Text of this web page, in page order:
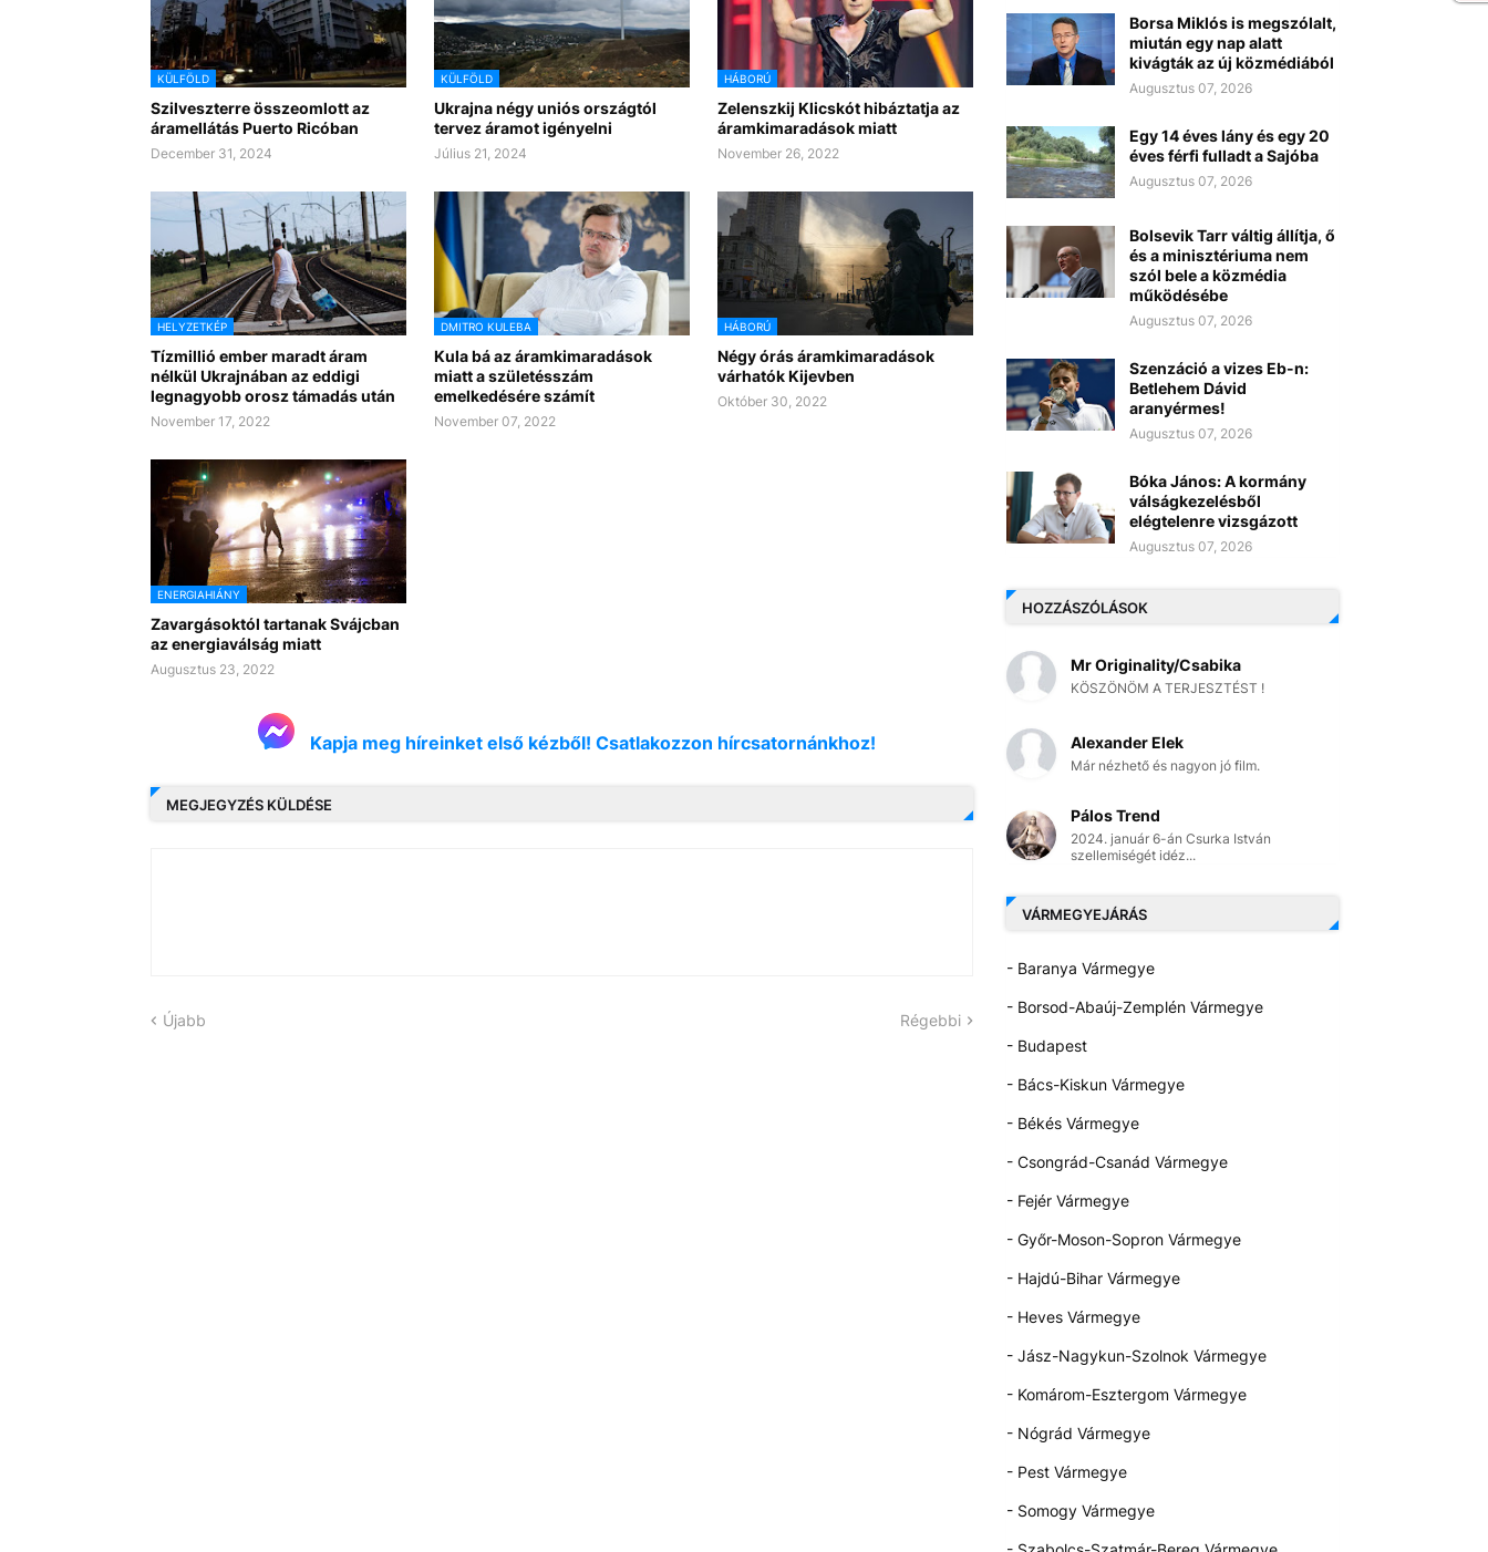
KÜLFÖLD
Szilveszterre összeomlott az
áramellátás Puerto Ricóban
December 31, 2024
KÜLFÖLD
Ukrajna négy uniós országtól
tervez áramot igényelni
Július 21, 2024
HÁBORÚ
Zelenszkij Klicskót hibáztatja az
áramkimaradások miatt
November 26, 2022
HELYZETKÉP
Tízmillió ember maradt áram
nélkül Ukrajnában az eddigi
legnagyobb orosz támadás után
November 17, 2022
DMITRO KULEBA
Kula bá az áramkimaradások
miatt a születésszám
emelkedésére számít
November 07, 2022
HÁBORÚ
Négy órás áramkimaradások
várhatók Kijevben
Október 30, 2022
ENERGIAHIÁNY
Zavargásoktól tartanak Svájcban
az energiaválság miatt
Augusztus 23, 2022
Kapja meg híreinket első kézből! Csatlakozzon hírcsatornánkhoz!
MEGJEGYZÉS KÜLDÉSE
Újabb Régebbi
Borsa Miklós is megszólalt,
miután egy nap alatt
kivágták az új közmédiából
Augusztus 07, 2026
Egy 14 éves lány és egy 20
éves férfi fulladt a Sajóba
Augusztus 07, 2026
Bolsevik Tarr váltig állítja, ő
és a minisztériuma nem
szól bele a közmédia
működésébe
Augusztus 07, 2026
Szenzáció a vizes Eb-n:
Betlehem Dávid
aranyérmes!
Augusztus 07, 2026
Bóka János: A kormány
válságkezelésből
elégtelenre vizsgázott
Augusztus 07, 2026
HOZZÁSZÓLÁSOK
Mr Originality/Csabika
KÖSZÖNÖM A TERJESZTÉST !
Alexander Elek
Már nézhető és nagyon jó film.
Pálos Trend
2024. január 6-án Csurka István
szellemiségét idéz...
VÁRMEGYEJÁRÁS
- Baranya Vármegye
- Borsod-Abaúj-Zemplén Vármegye
- Budapest
- Bács-Kiskun Vármegye
- Békés Vármegye
- Csongrád-Csanád Vármegye
- Fejér Vármegye
- Győr-Moson-Sopron Vármegye
- Hajdú-Bihar Vármegye
- Heves Vármegye
- Jász-Nagykun-Szolnok Vármegye
- Komárom-Esztergom Vármegye
- Nógrád Vármegye
- Pest Vármegye
- Somogy Vármegye